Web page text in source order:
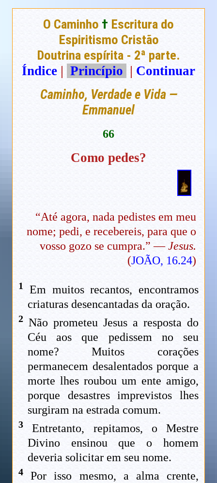
O Caminho † Escritura do
Espiritismo Cristão
Doutrina espírita - 2ª parte.
Índice | Princípio | Continuar
Caminho, Verdade e Vida —
Emmanuel
66
Como pedes?
“Até agora, nada pedistes em meu
nome; pedi, e recebereis, para que o
vosso gozo se cumpra.” —Jesus.
(JOÃO, 16.24)
1
Em muitos recantos, encontramos
criaturas desencantadas da oração.
2 Não prometeu Jesus a resposta do
Céu aos que pedissem no seu
nome? Muitos corações
permanecem desalentados porque a
morte lhes roubou um ente amigo,
porque desastres imprevistos lhes
surgiram na estrada comum.
3 Entretanto, repitamos, o Mestre
Divino ensinou que o homem
deveria solicitar em seu nome.
4 Por isso mesmo, a alma crente,